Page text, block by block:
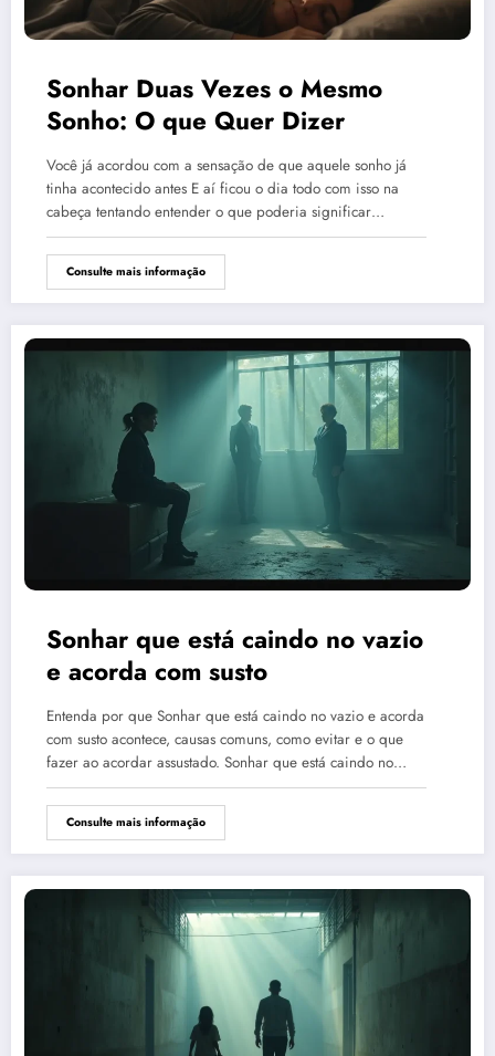
Sonhar Duas Vezes o Mesmo
Sonho: O que Quer Dizer
Você já acordou com a sensação de que aquele sonho já
tinha acontecido antes E aí ficou o dia todo com isso na
cabeça tentando entender o que poderia significar…
Consulte mais informação
Sonhar que está caindo no vazio
e acorda com susto
Entenda por que Sonhar que está caindo no vazio e acorda
com susto acontece, causas comuns, como evitar e o que
fazer ao acordar assustado. Sonhar que está caindo no…
Consulte mais informação